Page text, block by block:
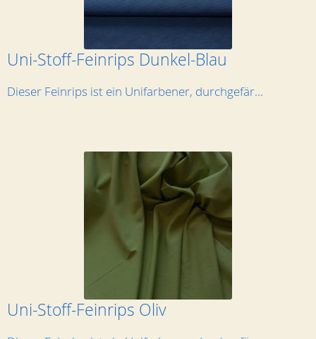
Uni-Stoff-Feinrips Dunkel-Blau
Dieser Feinrips ist ein Unifarbener, durchgefär...
Uni-Stoff-Feinrips Oliv